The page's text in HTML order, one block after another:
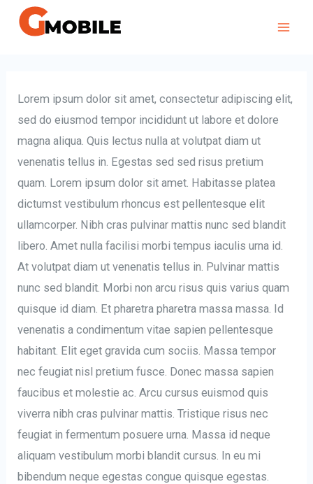
Lorem ipsum dolor sit amet, consectetur adipiscing elit,
sed do eiusmod tempor incididunt ut labore et dolore
magna aliqua. Quis lectus nulla at volutpat diam ut
venenatis tellus in. Egestas sed sed risus pretium
quam. Lorem ipsum dolor sit amet. Habitasse platea
dictumst vestibulum rhoncus est pellentesque elit
ullamcorper. Nibh cras pulvinar mattis nunc sed blandit
libero. Amet nulla facilisi morbi tempus iaculis urna id.
At volutpat diam ut venenatis tellus in. Pulvinar mattis
nunc sed blandit. Morbi non arcu risus quis varius quam
quisque id diam. Et pharetra pharetra massa massa. Id
venenatis a condimentum vitae sapien pellentesque
habitant. Elit eget gravida cum sociis. Massa tempor
nec feugiat nisl pretium fusce. Donec massa sapien
faucibus et molestie ac. Arcu cursus euismod quis
viverra nibh cras pulvinar mattis. Tristique risus nec
feugiat in fermentum posuere urna. Massa id neque
aliquam vestibulum morbi blandit cursus. In eu mi
bibendum neque egestas congue quisque egestas.